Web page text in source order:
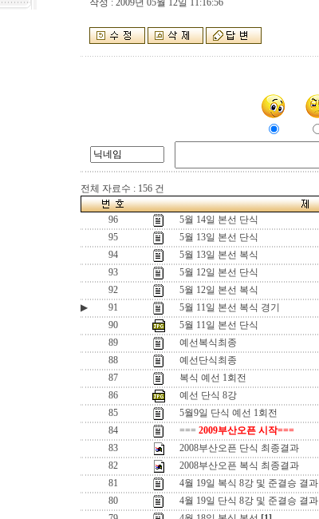
작성 : 2009년 05월 12일 11:16:56
전체 자료수 : 156 건
96 5월 14일 본선 단식
95
5월 13일 본선 단식
94
5월 13일 본선 복식
93
5월 12일 본선 단식
92
5월 12일 본선 복식
▶
91 5월 11일 본선 복식 경기
90
5월 11일 본선 단식
89
예선복식최종
88
예선단식최종
87
복식 예선 1회전
86
예선 단식 8강
85
5월9일 단식 예선 1회전
84
=== 2009부산오픈 시작===
83
2008부산오픈 단식 최종결과
82
2008부산오픈 복식 최종결과
81
4월 19일 복식 8강 및 준결승 결과
80
4월 19일 단식 8강 및 준결승 결과